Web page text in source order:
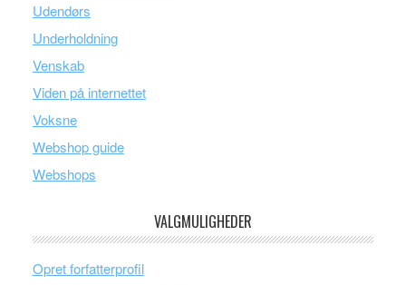
Udendørs
Underholdning
Venskab
Viden på internettet
Voksne
Webshop guide
Webshops
VALGMULIGHEDER
Opret forfatterprofil